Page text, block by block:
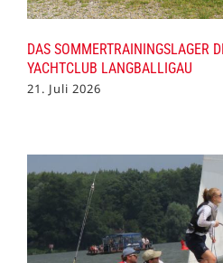
DAS SOMMERTRAININGSLAGER
YACHTCLUB LANGBALLIGAU
21. Juli 2026